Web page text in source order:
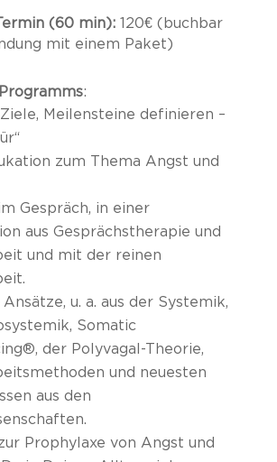
(60 min): 120€ (buchbar
mit einem Paket)
:
Meilensteine definieren –
zum Thema Angst und
Gespräch, in einer
aus Gesprächstherapie und
und mit der reinen
u. a. aus der Systemik,
Somatic
®, der Polyvagal-Theorie,
und neuesten
aus den
Prophylaxe von Angst und